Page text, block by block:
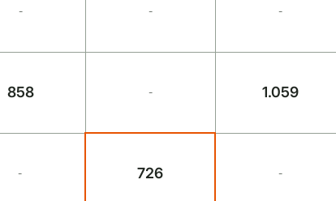
- - -
858 - 1.059
- 726 -